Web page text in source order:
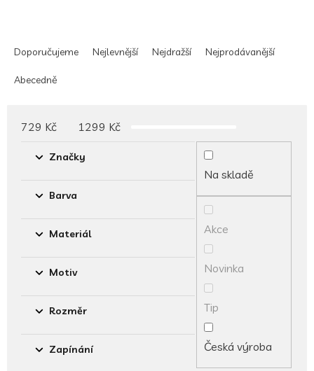
aDoporučujeme Nejlevnější Nejdražší Nejprodávanější
Abecedně
729 Kč 1299 Kč
Na skladě
Akce
Novinka
Tip
Česká výroba
Značky
Barva
Materiál
Motiv
Rozměr
Zapínání